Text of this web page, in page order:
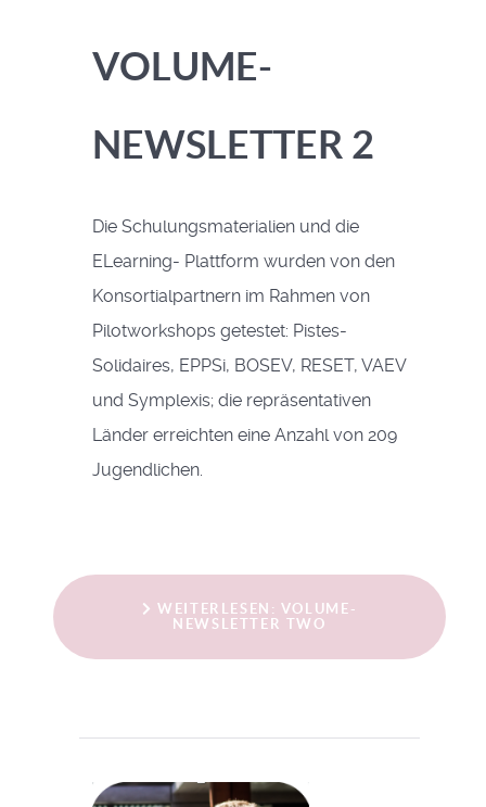
VOLUME-
NEWSLETTER 2
Die Schulungsmaterialien und die
ELearning- Plattform wurden von den
Konsortialpartnern im Rahmen von
Pilotworkshops getestet: Pistes-
Solidaires, EPPSi, BOSEV, RESET, VAEV
und Symplexis; die repräsentativen
Länder erreichten eine Anzahl von 209
Jugendlichen.
WEITERLESEN: VOLUME-
NEWSLETTER TWO